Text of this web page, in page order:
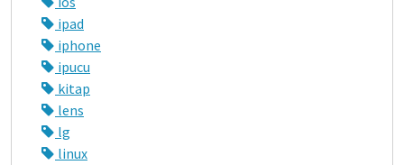
ipad
iphone
ipucu
kitap
lens
lg
linux